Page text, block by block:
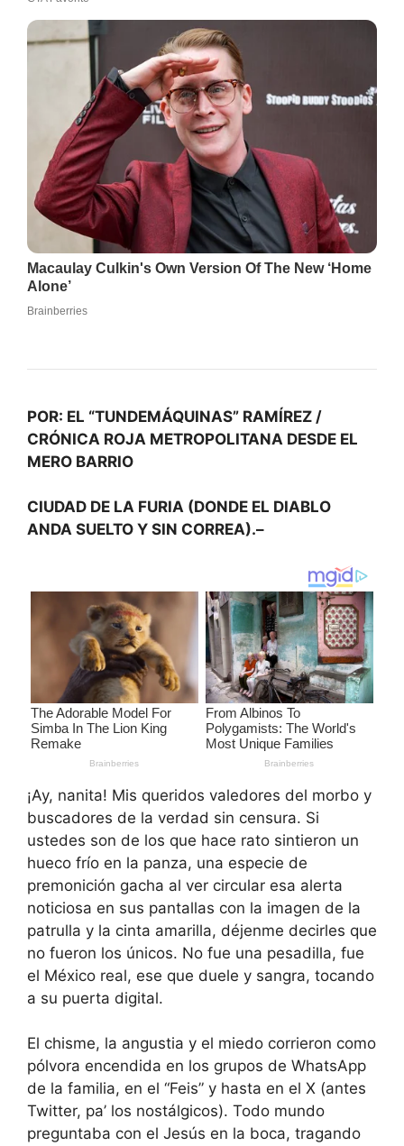
POR: EL “TUNDEMÁQUINAS” RAMÍREZ /
CRÓNICA ROJA METROPOLITANA DESDE EL
MERO BARRIO
CIUDAD DE LA FURIA (DONDE EL DIABLO
ANDA SUELTO Y SIN CORREA).–
¡Ay, nanita! Mis queridos valedores del morbo y
buscadores de la verdad sin censura. Si
ustedes son de los que hace rato sintieron un
hueco frío en la panza, una especie de
premonición gacha al ver circular esa alerta
noticiosa en sus pantallas con la imagen de la
patrulla y la cinta amarilla, déjenme decirles que
no fueron los únicos. No fue una pesadilla, fue
el México real, ese que duele y sangra, tocando
a su puerta digital.
El chisme, la angustia y el miedo corrieron como
pólvora encendida en los grupos de WhatsApp
de la familia, en el “Feis” y hasta en el X (antes
Twitter, pa’ los nostálgicos). Todo mundo
preguntaba con el Jesús en la boca, tragando